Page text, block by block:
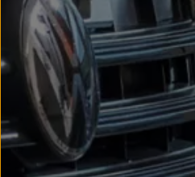
Eksploatacja
Samochody
SUV-y
Elektromobilność
Technologia
Nowy samochód
Samochody
Technologie i
Odwiedź Volkswagen
Warto wybrać